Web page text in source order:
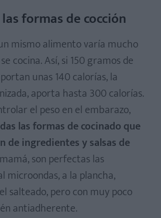
formas de cocción
mismo alimento varía mucho
cocina. Así, si 150 gramos de
unas 140 calorías, la
aporta hasta 300 calorías.
el peso en el embarazo,
las formas de cocinado que
de ingredientes y salsas de
son perfectas las
microondas, a la plancha,
salteado, pero con muy poco
antiadherente.